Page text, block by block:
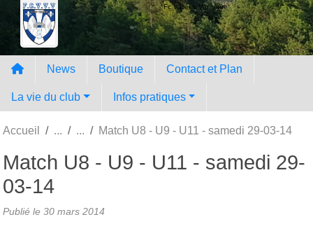
Fc Vallées Var Vaïre
News Boutique Contact et Plan
La vie du club Infos pratiques
Accueil Match U8 - U9 - U11 - samedi 29-03-14
Match U8 - U9 - U11 - samedi 29-
03-14
Publié le 30 mars 2014
Panneau de gestion des cookies